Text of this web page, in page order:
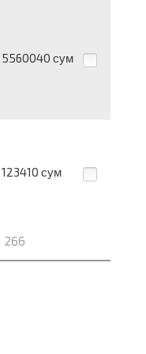
5560040 сум
123410 сум
266